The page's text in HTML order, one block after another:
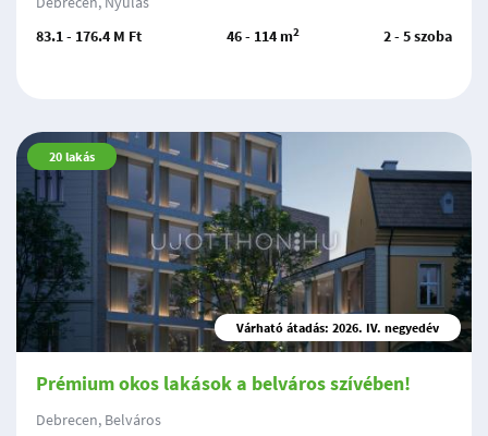
83.1 - 176.4 M Ft
46 - 114 m2 2 - 5 szoba
20 lakás
Várható átadás: 2026. IV. negyedév
Prémium okos lakások a belváros szívében!
Debrecen, Belváros